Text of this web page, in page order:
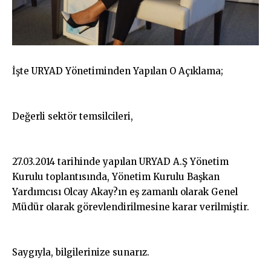
İşte URYAD Yönetiminden Yapılan O Açıklama;
Değerli sektör temsilcileri,
27.03.2014 tarihinde yapılan URYAD A.Ş Yönetim
Kurulu toplantısında, Yönetim Kurulu Başkan
Yardımcısı Olcay Akay?ın eş zamanlı olarak Genel
Müdür olarak görevlendirilmesine karar verilmiştir.
Saygıyla, bilgilerinize sunarız.